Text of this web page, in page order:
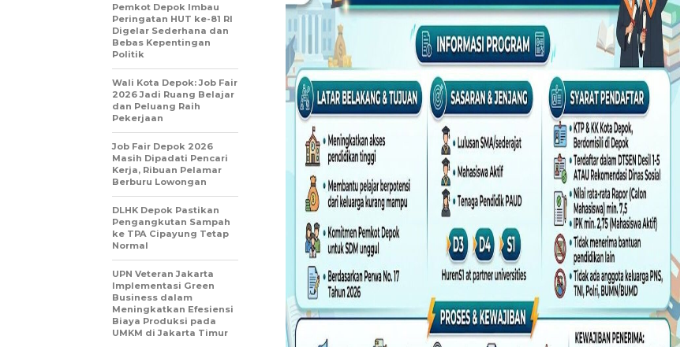
Pemkot Depok Imbau
Peringatan HUT ke-81 RI
Digelar Sederhana dan
Bebas Kepentingan
Politik
Wali Kota Depok: Job Fair
2026 Jadi Ruang Belajar
dan Peluang Raih
Pekerjaan
Job Fair Depok 2026
Masih Dipadati Pencari
Kerja, Ribuan Pelamar
Berburu Lowongan
DLHK Depok Pastikan
Pengangkutan Sampah
ke TPA Cipayung Tetap
Normal
UPN Veteran Jakarta
Implementasi Green
Business dalam
Meningkatkan Efesiensi
Biaya Produksi pada
UMKM di Jakarta Timur